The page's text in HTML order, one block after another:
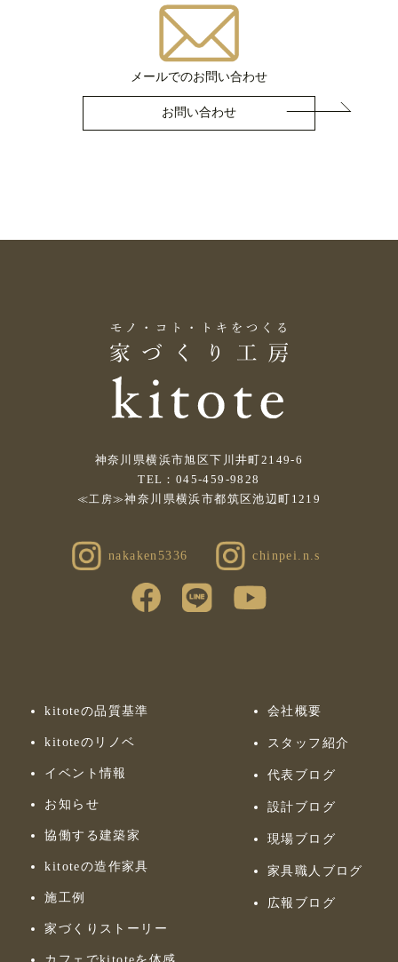
メールでのお問い合わせ
お問い合わせ
神奈川県横浜市旭区下川井町2149-6
TEL：045-459-9828
≪工房≫神奈川県横浜市都筑区池辺町1219
nakaken5336 chinpei.n.s
kitoteの品質基準
kitoteのリノベ
イベント情報
お知らせ
協働する建築家
kitoteの造作家具
施工例
家づくりストーリー
会社概要
スタッフ紹介
代表ブログ
設計ブログ
現場ブログ
家具職人ブログ
広報ブログ